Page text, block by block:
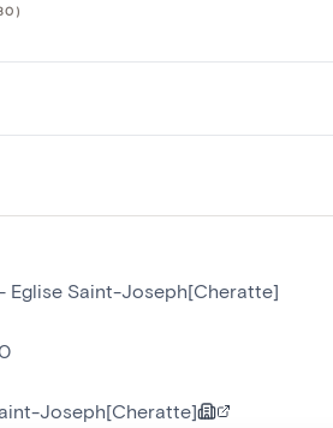
Eglise Saint-Joseph[Cheratte]
Joseph[Cheratte]